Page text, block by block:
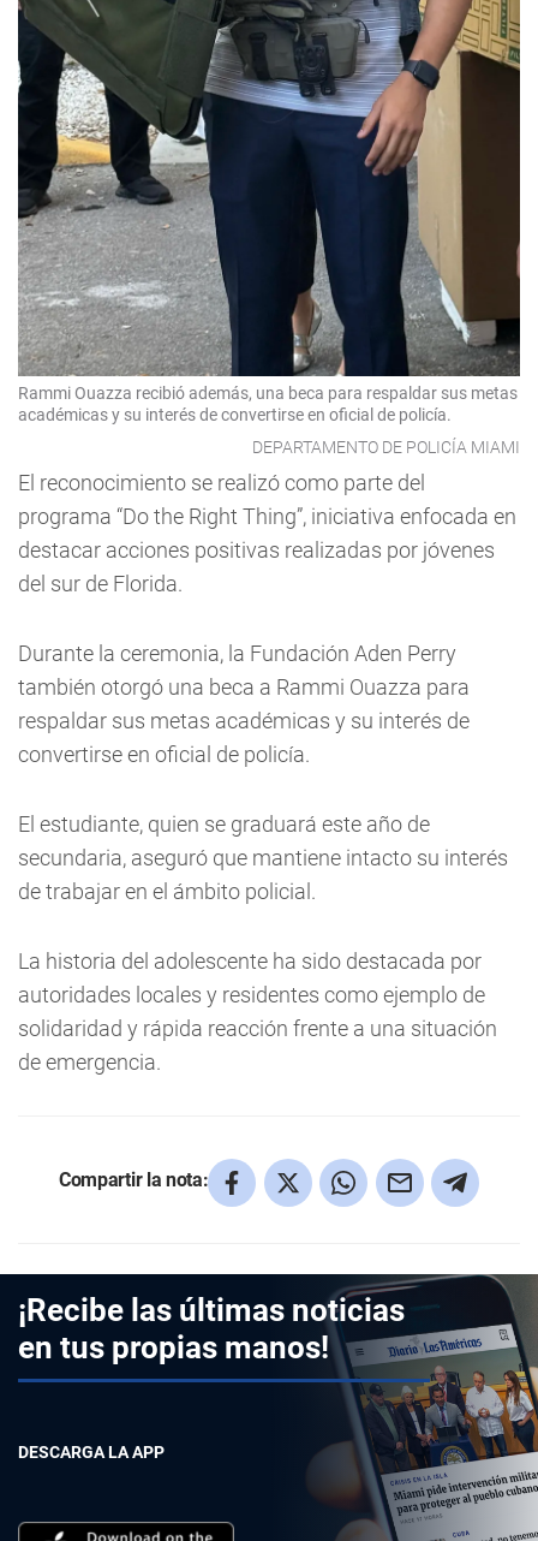
Rammi Ouazza recibió además, una beca para respaldar sus metas
académicas y su interés de convertirse en oficial de policía.
DEPARTAMENTO DE POLICÍA MIAMI
El reconocimiento se realizó como parte del
programa “Do the Right Thing”, iniciativa enfocada en
destacar acciones positivas realizadas por jóvenes
del sur de Florida.
Durante la ceremonia, la Fundación Aden Perry
también otorgó una beca a Rammi Ouazza para
respaldar sus metas académicas y su interés de
convertirse en oficial de policía.
El estudiante, quien se graduará este año de
secundaria, aseguró que mantiene intacto su interés
de trabajar en el ámbito policial.
La historia del adolescente ha sido destacada por
autoridades locales y residentes como ejemplo de
solidaridad y rápida reacción frente a una situación
de emergencia.
Compartir la nota:
¡Recibe las últimas noticias
en tus propias manos!
DESCARGA LA APP